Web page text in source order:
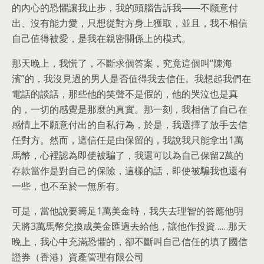
的內心的恐懼讓我止步，我的頭腦告訴我――不願意付
出、沒有能力愛，只想從對方身上獲取，並且，我不相信
自己值得被愛，是我在親密關係上的模式。
那天晚上，我慌了，不斷求個答案，究竟這個叫“陳海
濱”的，我沒見過的男人是否值得我去信任。我想起我們在
電話的談話，那些他的笑聲不是假的，他的哭泣也是真
的，一切的感覺是那麼的真實。那一刻，我相信了自己在
感情上不願意付出的自私行為，於是，我選擇了放手去信
任對方。然而，這信任是由保留的，我說我只能拿出1萬
馬幣，心裡認為即使被騙了，我還可以為自己保留2萬的
存款當作是對自己的保險，這樣的話，即使被騙我也還有
一些，也不至於一無所有。
可是，當他說要籌足1萬美金時，我失去理智的答應他明
天將3萬馬幣兌換成美金匯過去給他，讓他作投資……那天
晚上，我心中充滿恐懼的，卻不斷叫自己信任的填了國信
證券（香港）資產管理有限公司